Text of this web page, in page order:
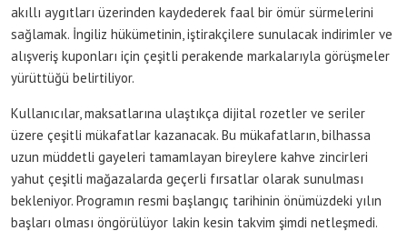
akıllı aygıtları üzerinden kaydederek faal bir ömür sürmelerini
sağlamak. İngiliz hükümetinin, iştirakçilere sunulacak indirimler ve
alışveriş kuponları için çeşitli perakende markalarıyla görüşmeler
yürüttüğü belirtiliyor.
Kullanıcılar, maksatlarına ulaştıkça dijital rozetler ve seriler
üzere çeşitli mükafatlar kazanacak. Bu mükafatların, bilhassa
uzun müddetli gayeleri tamamlayan bireylere kahve zincirleri
yahut çeşitli mağazalarda geçerli fırsatlar olarak sunulması
bekleniyor. Programın resmi başlangıç tarihinin önümüzdeki yılın
başları olması öngörülüyor lakin kesin takvim şimdi netleşmedi.